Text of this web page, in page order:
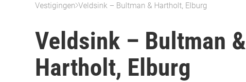
Vestigingen Veldsink – Bultman & Hartholt, Elburg
Veldsink – Bultman &
Hartholt, Elburg